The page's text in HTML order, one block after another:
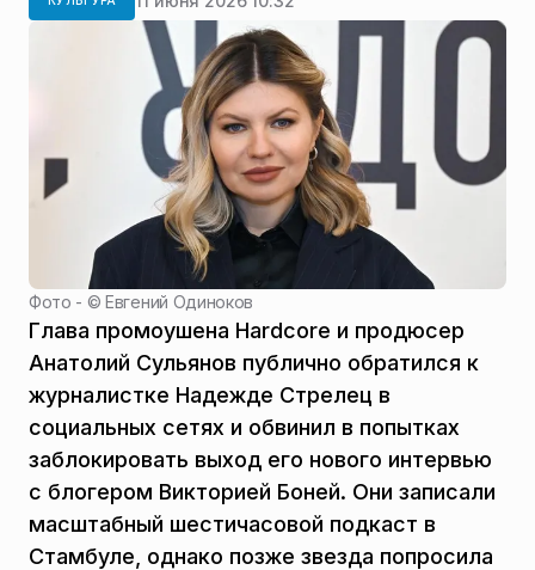
Фото - ©Евгений Одиноков
Глава промоушена Hardcore и продюсер
Анатолий Сульянов публично обратился к
журналистке Надежде Стрелец в
социальных сетях и обвинил в попытках
заблокировать выход его нового интервью
с блогером Викторией Боней. Они записали
масштабный шестичасовой подкаст в
Стамбуле, однако позже звезда попросила